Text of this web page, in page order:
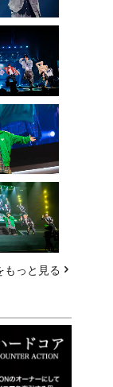
もっと見る